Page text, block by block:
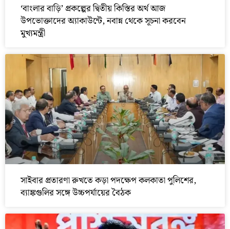
‘বাংলার বাড়ি’ প্রকল্পের দ্বিতীয় কিস্তির অর্থ আজ
উপভোক্তাদের অ্যাকাউন্টে, নবান্ন থেকে সূচনা করবেন
মুখ্যমন্ত্রী
সাইবার প্রতারণা রুখতে কড়া পদক্ষেপ কলকাতা পুলিশের,
ব্যাঙ্কগুলির সঙ্গে উচ্চপর্যায়ের বৈঠক